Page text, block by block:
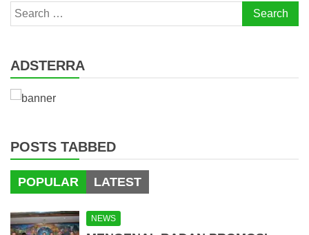
Search
for:
ADSTERRA
POSTS TABBED
POPULAR LATEST
NEWS